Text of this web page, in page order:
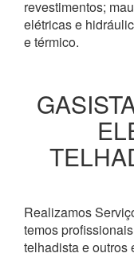
revestimentos;
elétricas e
e térmico.
Realizamos
temos
telhadista e outros